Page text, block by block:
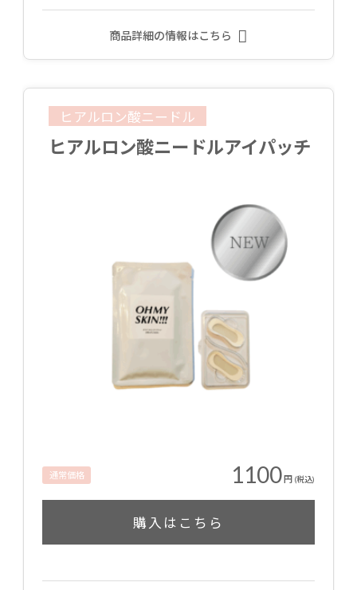
商品詳細の情報はこちら
ヒアルロン酸ニードル
ヒアルロン酸ニードルアイパッチ
通常価格 1100円 (税込)
購入はこちら